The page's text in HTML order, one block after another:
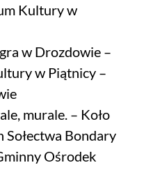
Kultury w
w Drozdowie –
w Piątnicy –
murale. – Koło
Bondary
Ośrodek